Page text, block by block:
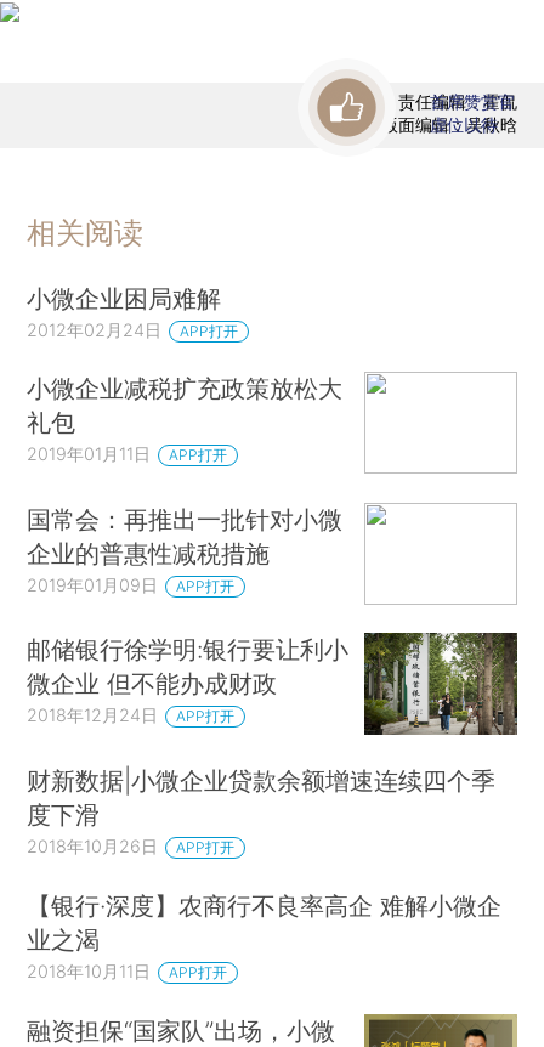
责任编辑：霍侃
版面编辑：吴秋晗
首席赞赏官
虚位以待
相关阅读
小微企业困局难解
2012年02月24日 APP打开
小微企业减税扩充政策放松大
礼包
2019年01月11日 APP打开
国常会：再推出一批针对小微
企业的普惠性减税措施
2019年01月09日 APP打开
邮储银行徐学明:银行要让利小
微企业 但不能办成财政
2018年12月24日 APP打开
财新数据|小微企业贷款余额增速连续四个季
度下滑
2018年10月26日 APP打开
【银行·深度】农商行不良率高企 难解小微企
业之渴
2018年10月11日 APP打开
融资担保“国家队”出场，小微